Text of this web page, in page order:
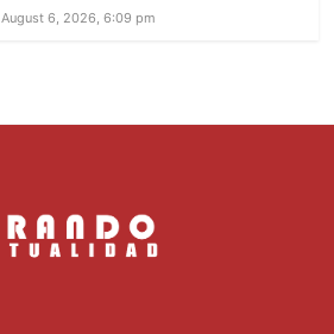
August 6, 2026, 6:09 pm